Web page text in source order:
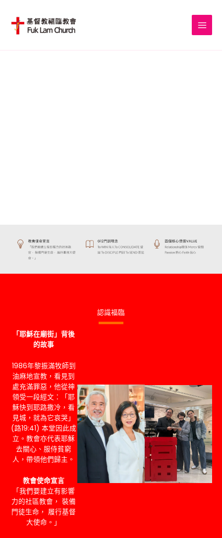
content
認識福臨
「耶穌在廟街」背後
的故事
1986年黎振滿牧師到
油麻地宣教，看見到
處充滿罪惡，他從神
領受一段經文：「耶
穌快到耶路撒冷，看
見城，就為它哀哭」
(路19:41) 本堂因此成
立。教會亦代表耶穌
去關心、服侍貧窮
人，帶領他們歸主。
教會使命宣言
「我們要建立有影響
力的社區教會， 裝備
門徒生命， 履行基督
大使命。」